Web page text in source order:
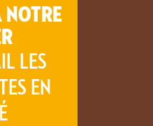
LES
EN